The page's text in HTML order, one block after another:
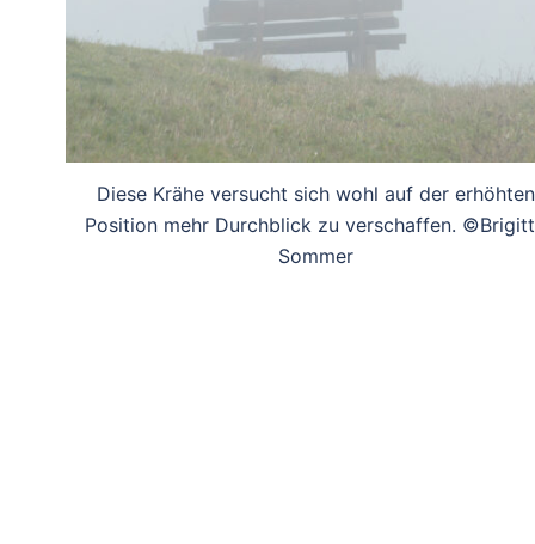
Diese Krähe versucht sich wohl auf der erhöhten
Position mehr Durchblick zu verschaffen.
Sommer